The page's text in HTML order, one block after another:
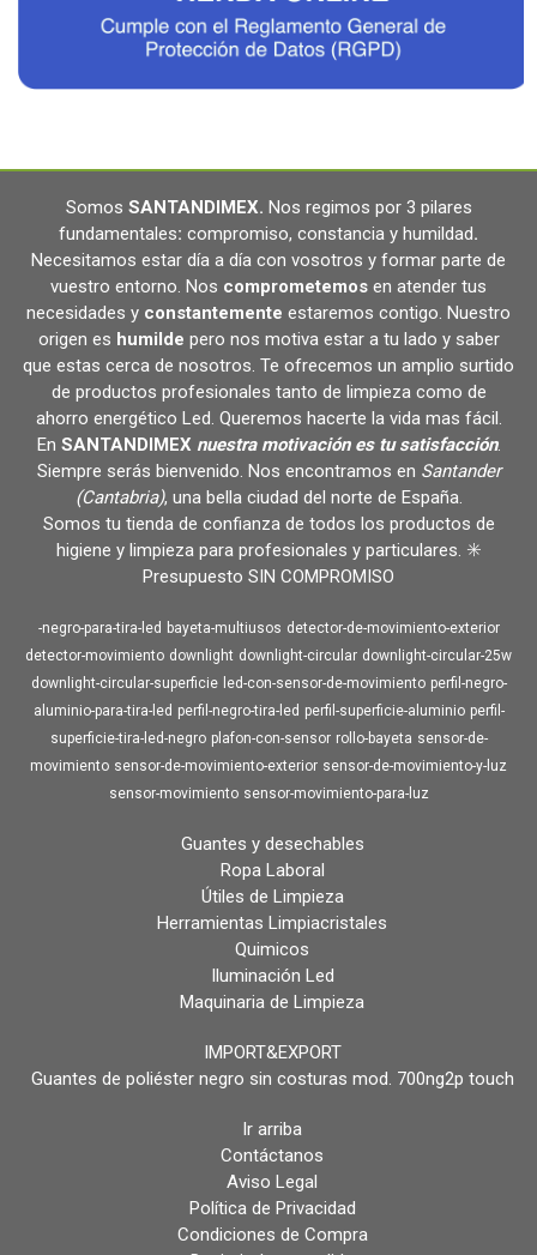
Somos SANTANDIMEX. Nos regimos por 3 pilares
fundamentales: compromiso, constancia y humildad.
Necesitamos estar día a día con vosotros y formar parte de
vuestro entorno. Nos comprometemos en atender tus
necesidades y constantemente estaremos contigo. Nuestro
origen es humilde pero nos motiva estar a tu lado y saber
que estas cerca de nosotros. Te ofrecemos un amplio surtido
de productos profesionales tanto de limpieza como de
ahorro energético Led. Queremos hacerte la vida mas fácil.
En SANTANDIMEX nuestra motivación es tu satisfacción.
Siempre serás bienvenido. Nos encontramos en Santander
(Cantabria), una bella ciudad del norte de España.
Somos tu tienda de confianza de todos los productos de
higiene y limpieza para profesionales y particulares. ✳️
Presupuesto SIN COMPROMISO
-negro-para-tira-led bayeta-multiusos detector-de-movimiento-exterior
detector-movimiento downlight downlight-circular downlight-circular-25w
downlight-circular-superficie
led-con-sensor-de-movimiento perfil-negro-
aluminio-para-tira-led perfil-negro-tira-led perfil-superficie-aluminio perfil-
superficie-tira-led-negro plafon-con-sensor rollo-bayeta sensor-de-
movimiento sensor-de-movimiento-exterior sensor-de-movimiento-y-luz
sensor-movimiento sensor-movimiento-para-luz
Guantes y desechables
Ropa Laboral
Útiles de Limpieza
Herramientas Limpiacristales
Quimicos
Iluminación Led
Maquinaria de Limpieza
IMPORT&EXPORT
Guantes de poliéster negro sin costuras mod. 700ng2p touch
Ir arriba
Contáctanos
Aviso Legal
Política de Privacidad
Condiciones de Compra